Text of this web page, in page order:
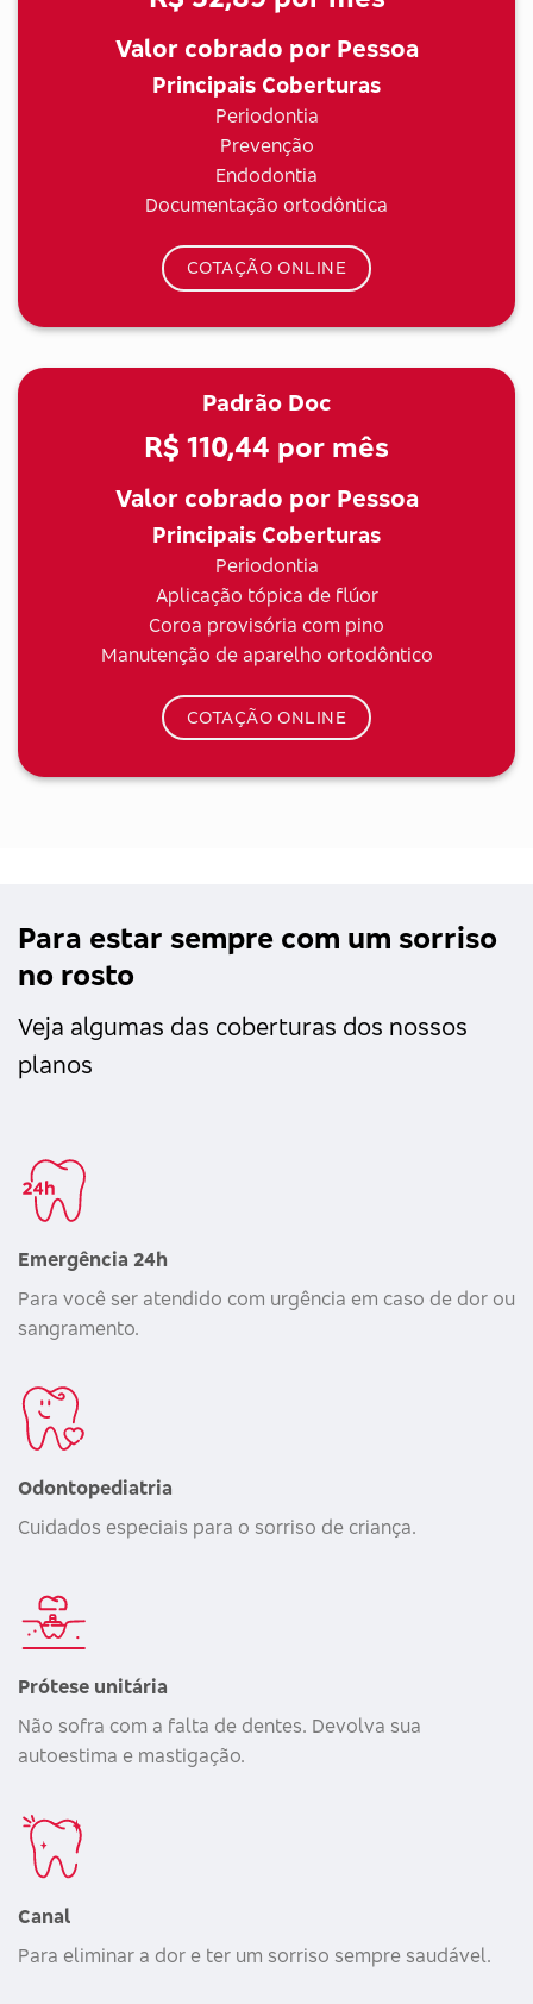
Valor cobrado por Pessoa
Principais Coberturas
Periodontia
Prevenção
Endodontia
Documentação ortodôntica
COTAÇÃO ONLINE
Padrão Doc
R$ 110,44 por mês
Valor cobrado por Pessoa
Principais Coberturas
Periodontia
Aplicação tópica de flúor
Coroa provisória com pino
Manutenção de aparelho ortodôntico
COTAÇÃO ONLINE
Para estar sempre com um sorriso
no rosto
Veja algumas das coberturas dos nossos
planos
Emergência 24h
Para você ser atendido com urgência em caso de dor ou
sangramento.
Odontopediatria
Cuidados especiais para o sorriso de criança.
Prótese unitária
Não sofra com a falta de dentes. Devolva sua
autoestima e mastigação.
Canal
Para eliminar a dor e ter um sorriso sempre saudável.